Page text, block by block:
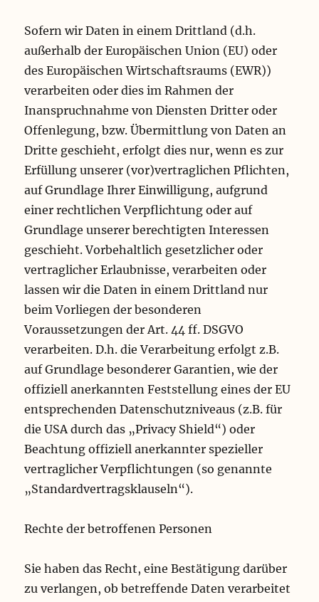
Sofern wir Daten in einem Drittland (d.h.
außerhalb der Europäischen Union (EU) oder
des Europäischen Wirtschaftsraums (EWR))
verarbeiten oder dies im Rahmen der
Inanspruchnahme von Diensten Dritter oder
Offenlegung, bzw. Übermittlung von Daten an
Dritte geschieht, erfolgt dies nur, wenn es zur
Erfüllung unserer (vor)vertraglichen Pflichten,
auf Grundlage Ihrer Einwilligung, aufgrund
einer rechtlichen Verpflichtung oder auf
Grundlage unserer berechtigten Interessen
geschieht. Vorbehaltlich gesetzlicher oder
vertraglicher Erlaubnisse, verarbeiten oder
lassen wir die Daten in einem Drittland nur
beim Vorliegen der besonderen
Voraussetzungen der Art. 44 ff. DSGVO
verarbeiten. D.h. die Verarbeitung erfolgt z.B.
auf Grundlage besonderer Garantien, wie der
offiziell anerkannten Feststellung eines der EU
entsprechenden Datenschutzniveaus (z.B. für
die USA durch das „Privacy Shield“) oder
Beachtung offiziell anerkannter spezieller
vertraglicher Verpflichtungen (so genannte
„Standardvertragsklauseln“).
Rechte der betroffenen Personen
Sie haben das Recht, eine Bestätigung darüber
zu verlangen, ob betreffende Daten verarbeitet